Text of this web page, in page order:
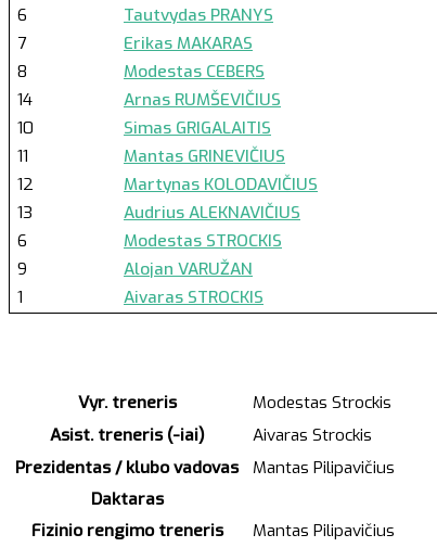
6
Tautvydas PRANYS
7
Erikas MAKARAS
8
Modestas CEBERS
14
Arnas RUMŠEVIČIUS
10
Simas GRIGALAITIS
11
Mantas GRINEVIČIUS
12
Martynas KOLODAVIČIUS
13
Audrius ALEKNAVIČIUS
6
Modestas STROCKIS
9
Alojan VARUŽAN
1
Aivaras STROCKIS
Vyr. treneris
Modestas Strockis
Asist. treneris (-iai)
Aivaras Strockis
Prezidentas / klubo vadovas
Mantas Pilipavičius
Daktaras
Fizinio rengimo treneris
Mantas Pilipavičius